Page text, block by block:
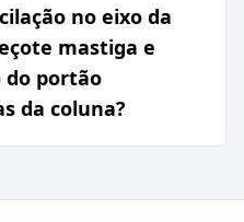
no eixo da
mastiga e
do portão
da coluna?